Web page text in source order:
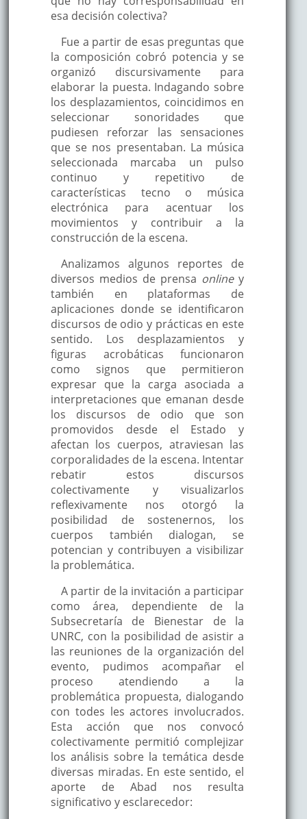
esa decisión colectiva?
Fue a partir de esas preguntas que
la composición cobró potencia y se
organizó discursivamente para
elaborar la puesta. Indagando sobre
los desplazamientos, coincidimos en
seleccionar sonoridades que
pudiesen reforzar las sensaciones
que se nos presentaban. La música
seleccionada marcaba un pulso
continuo y repetitivo de
características tecno o música
electrónica para acentuar los
movimientos y contribuir a la
construcción de la escena.
Analizamos algunos reportes de
diversos medios de prensa onliney
también en plataformas de
aplicaciones donde se identificaron
discursos de odio y prácticas en este
sentido. Los desplazamientos y
figuras acrobáticas funcionaron
como signos que permitieron
expresar que la carga asociada a
interpretaciones que emanan desde
los discursos de odio que son
promovidos desde el Estado y
afectan los cuerpos, atraviesan las
corporalidades de la escena. Intentar
rebatir estos discursos
colectivamente y visualizarlos
reflexivamente nos otorgó la
posibilidad de sostenernos, los
cuerpos también dialogan, se
potencian y contribuyen a visibilizar
la problemática.
A partir de la invitación a participar
como área, dependiente de la
Subsecretaría de Bienestar de la
UNRC, con la posibilidad de asistir a
las reuniones de la organización del
evento, pudimos acompañar el
proceso atendiendo a la
problemática propuesta, dialogando
con todes les actores involucrados.
Esta acción que nos convocó
colectivamente permitió complejizar
los análisis sobre la temática desde
diversas miradas. En este sentido, el
aporte de Abad nos resulta
significativo y esclarecedor: